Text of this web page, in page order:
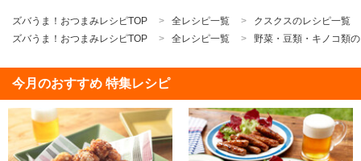
ズバうま！おつまみレシピTOP 全レシピ一覧
クスクスのレシピ一覧
ズバうま！おつまみレシピTOP
全レシピ一覧 野菜・豆類・キノコ類
今月のおすすめ 特集レシピ